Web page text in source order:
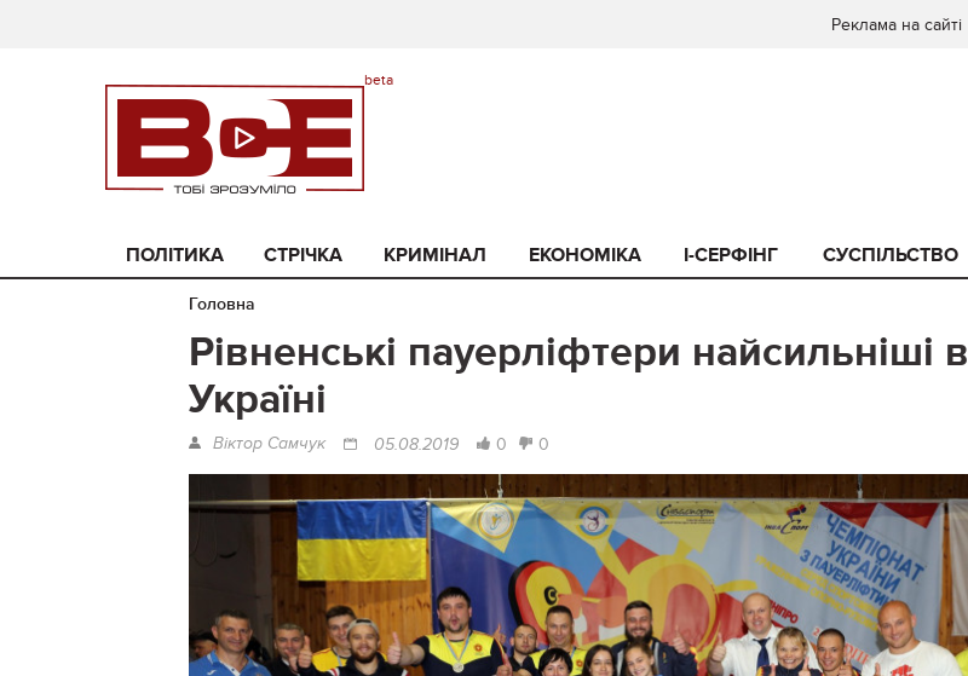
Реклама на сайті
ПОЛІТИКА СТРІЧКА КРИМІНАЛ ЕКОНОМІКА I-СЕРФІНГ СУСПІЛЬСТВО
Головна
Рівненські пауерліфтери найсильніші в
Україні
Віктор Самчук 05.08.2019 0 0